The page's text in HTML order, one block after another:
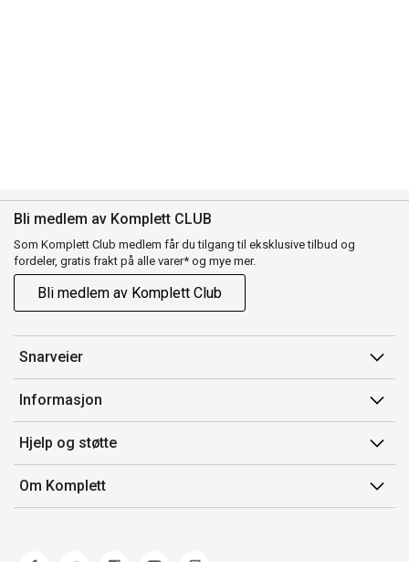
Bli medlem av Komplett CLUB
Som Komplett Club medlem får du tilgang til eksklusive tilbud og
fordeler, gratis frakt på alle varer* og mye mer.
Bli medlem av Komplett Club
Snarveier
Min side
Ordreoversikt
Flex
Komplett Club
Informasjon
Salgsbetingelser
Medlemsvilkår for Komplett Club
Merker/produsent
Hjelp og støtte
Kontakt oss
Kundeservice
Om Komplett